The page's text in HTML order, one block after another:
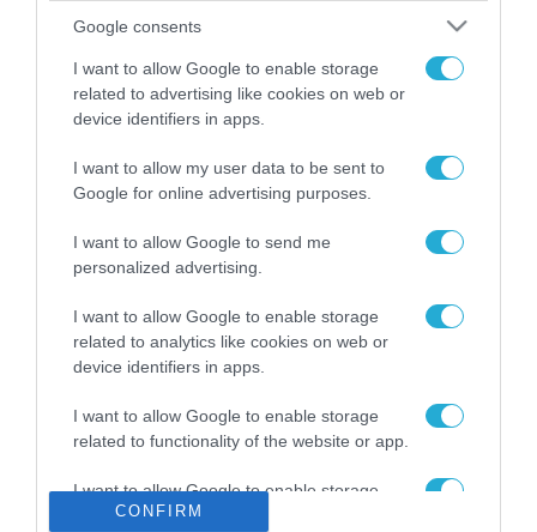
Google consents
I want to allow Google to enable storage
related to advertising like cookies on web or
device identifiers in apps.
I want to allow my user data to be sent to
Google for online advertising purposes.
I want to allow Google to send me
personalized advertising.
I want to allow Google to enable storage
related to analytics like cookies on web or
device identifiers in apps.
I want to allow Google to enable storage
related to functionality of the website or app.
I want to allow Google to enable storage
related to personalization.
CONFIRM
Το χρηματοδοτούμενο
από την ΕΕ έργο “The
Gaming Police”
ενισχύει την ασφάλεια
των παιδιών στο
31.07.2026
ΑΑΔΕ: Διευκρινίσεις
για τα πρόστιμα σε
παραβάσεις που
31.07.2026
Τεχνητή Νοημοσύνη
δεν είναι απλώς μια
νέα τεχνολογία, είναι
επανάσταση»
31.07.2026
Νέος οδηγός του ΕΚΤ
για τη χρηματοδότηση
των ελληνικών
επιχειρήσεων στον
χώρο της άμυνας